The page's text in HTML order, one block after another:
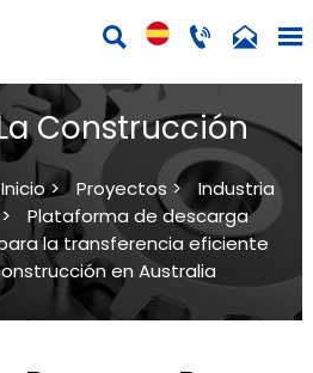
   
Construcción
Inicio> Proyectos > Industria
Plataforma de descarga
la transferencia eficiente
en Australia